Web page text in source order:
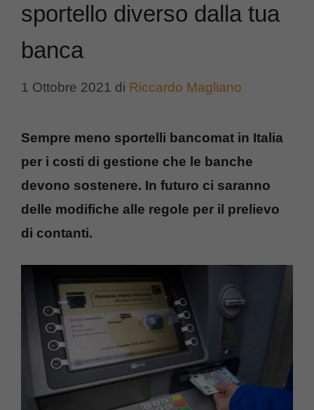
sportello diverso dalla tua
banca
1 Ottobre 2021 di Riccardo Magliano
Sempre meno sportelli bancomat in Italia
per i costi di gestione che le banche
devono sostenere. In futuro ci saranno
delle modifiche alle regole per il prelievo
di contanti.